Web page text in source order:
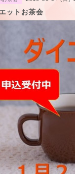
ットお茶会